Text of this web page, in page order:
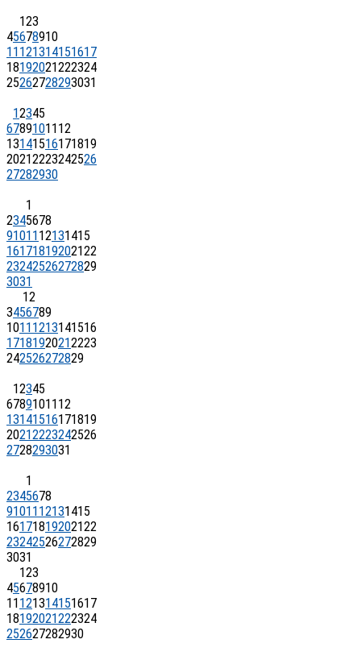
123
45678910
11 121314151617
18192021222324
25262728293031
12345
67891011 12
13141516171819
20212223242526
27282930
1
2345678
91011 12131415
16171819202122
23242526272829
3031
12
3456789
1011 1213141516
17181920212223
242526272829
12345
67891011 12
13141516171819
20212223242526
2728293031
1
2345678
91011 12131415
16171819202122
23242526272829
3031
123
45678910
11 121314151617
18192021222324
252627282930